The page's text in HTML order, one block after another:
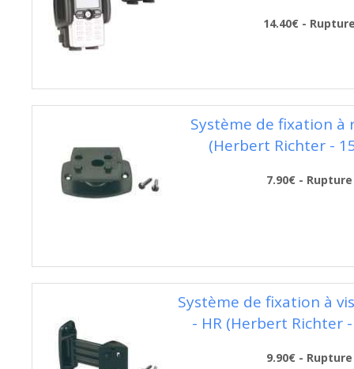
14.40€ -
Système de fixation à
(Herbert Richter -
7.90€ - Rupture
Système de fixation à
- HR (Herbert Richter
9.90€ - Rupture